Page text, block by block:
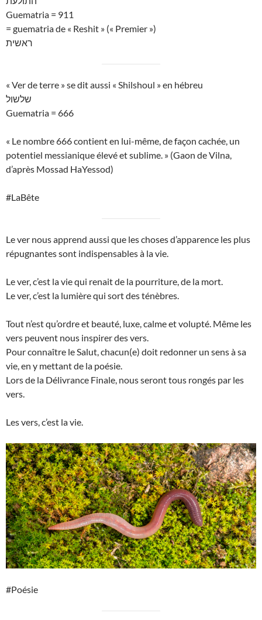
Guematria = 911
= guematria de « Reshit » (« Premier »)
ראשית
« Ver de terre » se dit aussi « Shilshoul » en hébreu
שלשול
Guematria = 666
« Le nombre 666 contient en lui-même, de façon cachée, un
potentiel messianique élevé et sublime. » (Gaon de Vilna,
d’après Mossad HaYessod)
#LaBête
Le ver nous apprend aussi que les choses d’apparence les plus
répugnantes sont indispensables à la vie.
Le ver, c’est la vie qui renait de la pourriture, de la mort.
Le ver, c’est la lumière qui sort des ténèbres.
Tout n’est qu’ordre et beauté, luxe, calme et volupté. Même les
vers peuvent nous inspirer des vers.
Pour connaître le Salut, chacun(e) doit redonner un sens à sa
vie, en y mettant de la poésie.
Lors de la Délivrance Finale, nous seront tous rongés par les
vers.
Les vers, c’est la vie.
#Poésie